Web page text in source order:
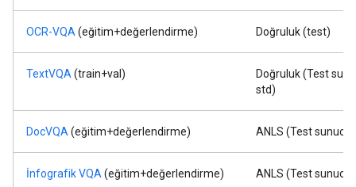
OCR-VQA (eğitim+değerlendirme) Doğruluk (test)
TextVQA (train+val)
Doğruluk (Test
std)
DocVQA (eğitim+değerlendirme) ANLS (Test
İnfografik VQA (eğitim+değerlendirme) ANLS (Test